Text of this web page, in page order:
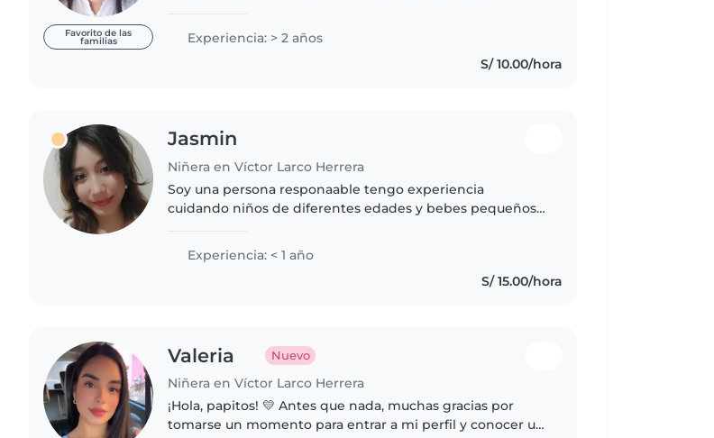
Favorito de las
familias
independizarme. Soy responsable,..
Experiencia: > 2 años
S/ 10.00/hora
Jasmin
Niñera en Víctor Larco Herrera
Soy una persona responaable tengo experiencia
cuidando niños de diferentes edades y bebes pequeños,
Experiencia: < 1 año
S/ 15.00/hora
Valeria Nuevo
Niñera en Víctor Larco Herrera
¡Hola, papitos! 💛 Antes que nada, muchas gracias por
tomarse un momento para entrar a mi perfil y conocer un